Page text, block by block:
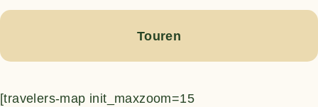
Touren
[travelers-map init_maxzoom=15